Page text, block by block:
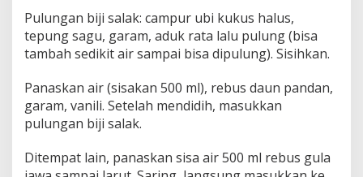
Pulungan biji salak: campur ubi kukus halus,
tepung sagu, garam, aduk rata lalu pulung (bisa
tambah sedikit air sampai bisa dipulung). Sisihkan.
Panaskan air (sisakan 500 ml), rebus daun pandan,
garam, vanili. Setelah mendidih, masukkan
pulungan biji salak.
Ditempat lain, panaskan sisa air 500 ml rebus gula